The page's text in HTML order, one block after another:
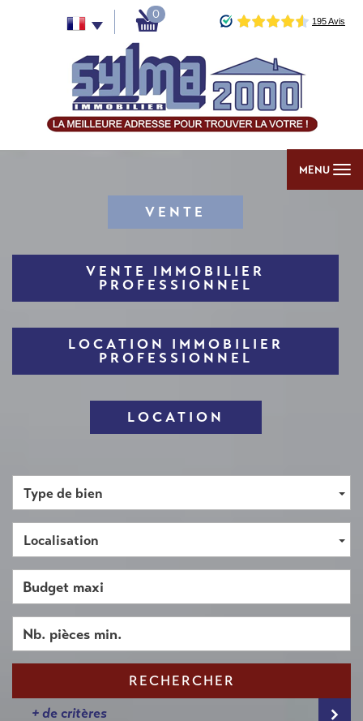
0
MENU
VENTE
VENTE IMMOBILIER
PROFESSIONNEL
LOCATION IMMOBILIER
PROFESSIONNEL
LOCATION
Type de bien
Localisation
RECHERCHER
+ de critères